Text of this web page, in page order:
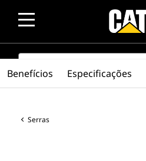
SEARCH
Serras
Benefícios Especificações